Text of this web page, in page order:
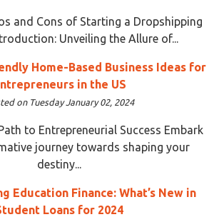
and Cons of Starting a Dropshipping
Unveiling the Allure of...
Home-Based Business Ideas for
in the US
on Tuesday January 02, 2024
to Entrepreneurial Success Embark
journey towards shaping your
destiny...
Education Finance: What’s New in
Loans for 2024